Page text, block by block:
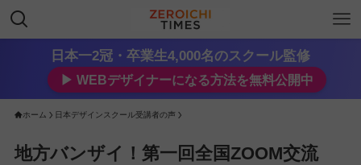
日本一2冠・卒業生4,000名のスクール監修
▶︎ WEBデザイナーになる方法を無料公開中
ホーム 日本デザインスクール受講者の声
地方バンザイ！第一回全国ZOOM交流